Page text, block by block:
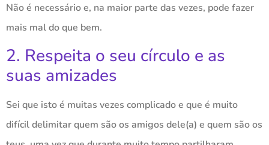
Não é necessário e, na maior parte das vezes, pode fazer
mais mal do que bem.
2. Respeita o seu círculo e as
suas amizades
Sei que isto é muitas vezes complicado e que é muito
difícil delimitar quem são os amigos dele(a) e quem são os